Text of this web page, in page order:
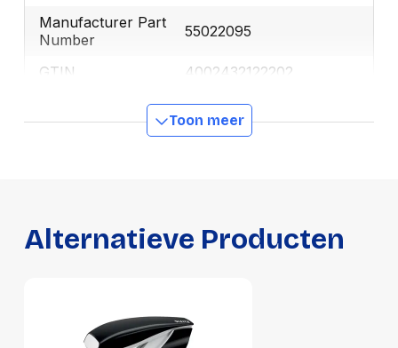
Manufacturer Part
Number
55022095
GTIN 4002432122202
Productformaat
Gewicht
320 g
Toon meer
Alternatieve Producten